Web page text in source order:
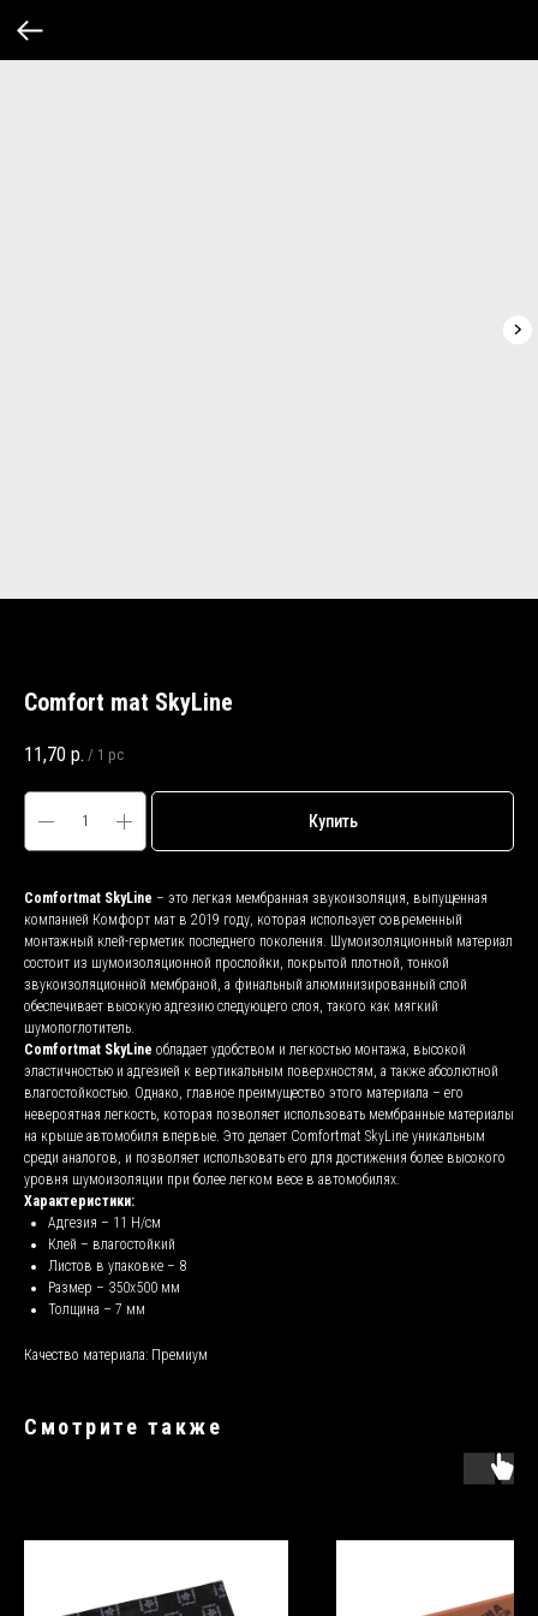
Comfort mat SkyLine
11,70 р. / 1 pc
Купить
Comfortmat SkyLine – это легкая мембранная звукоизоляция, выпущенная
компанией Комфорт мат в 2019 году, которая использует современный
монтажный клей-герметик последнего поколения. Шумоизоляционный материал
состоит из шумоизоляционной прослойки, покрытой плотной, тонкой
звукоизоляционной мембраной, а финальный алюминизированный слой
обеспечивает высокую адгезию следующего слоя, такого как мягкий
шумопоглотитель.
Comfortmat SkyLine обладает удобством и легкостью монтажа, высокой
эластичностью и адгезией к вертикальным поверхностям, а также абсолютной
влагостойкостью. Однако, главное преимущество этого материала – его
невероятная легкость, которая позволяет использовать мембранные материалы
на крыше автомобиля впервые. Это делает Comfortmat SkyLine уникальным
среди аналогов, и позволяет использовать его для достижения более высокого
уровня шумоизоляции при более легком весе в автомобилях.
Характеристики:
Адгезия – 11 Н/см
Клей – влагостойкий
Листов в упаковке – 8
Размер – 350х500 мм
Толщина – 7 мм
Качество материала: Премиум
Смотрите также